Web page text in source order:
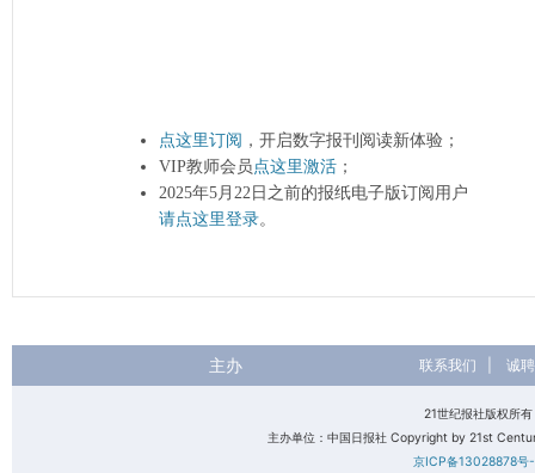
点这里订阅 ，开启数字报刊阅读新体验；
VIP教师会员点这里激活 ；
2025年5月22日之前的报纸电子版订阅用户
请点这里登录。
主办 联系我们 诚
21世纪报社版权所
主办单位：中国日报社 Copyright by 21st
京ICP备13028878号